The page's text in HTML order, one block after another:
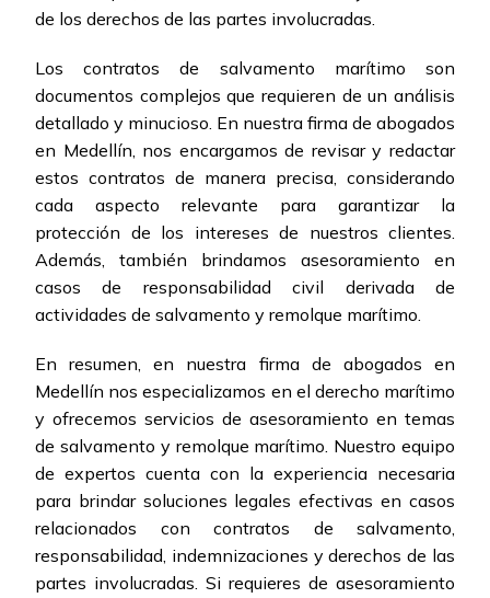
de los derechos de las partes involucradas.
Los contratos de salvamento marítimo son
documentos complejos que requieren de un análisis
detallado y minucioso. En nuestra firma de abogados
en Medellín, nos encargamos de revisar y redactar
estos contratos de manera precisa, considerando
cada aspecto relevante para garantizar la
protección de los intereses de nuestros clientes.
Además, también brindamos asesoramiento en
casos de responsabilidad civil derivada de
actividades de salvamento y remolque marítimo.
En resumen, en nuestra firma de abogados en
Medellín nos especializamos en el derecho marítimo
y ofrecemos servicios de asesoramiento en temas
de salvamento y remolque marítimo. Nuestro equipo
de expertos cuenta con la experiencia necesaria
para brindar soluciones legales efectivas en casos
relacionados con contratos de salvamento,
responsabilidad, indemnizaciones y derechos de las
partes involucradas. Si requieres de asesoramiento